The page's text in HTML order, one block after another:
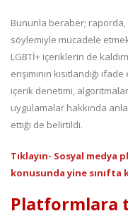
Bununla beraber; raporda,
söylemiyle mücadele
LGBTİ+ içeriklerin de
erişiminin kısıtlandığı
içerik denetimi,
uygulamalar hakkında
ettiği de belirtildi.
Tıklayın- Sosyal medya
konusunda yine sınıfta
Platformlara